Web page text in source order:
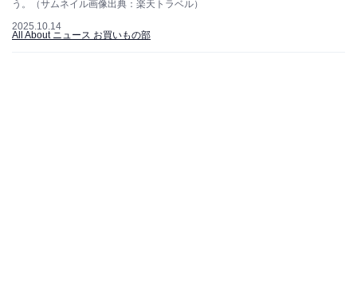
う。（サムネイル画像出典：楽天トラベル）
2025.10.14
All About ニュース お買いもの部